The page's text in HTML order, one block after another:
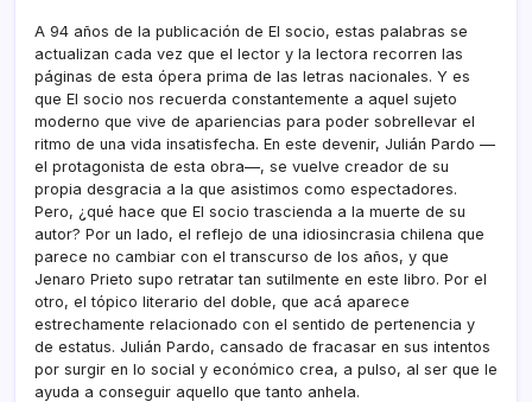
A 94 años de la publicación de El socio, estas palabras se
actualizan cada vez que el lector y la lectora recorren las
páginas de esta ópera prima de las letras nacionales. Y es
que El socio nos recuerda constantemente a aquel sujeto
moderno que vive de apariencias para poder sobrellevar el
ritmo de una vida insatisfecha. En este devenir, Julián Pardo —
el protagonista de esta obra—, se vuelve creador de su
propia desgracia a la que asistimos como espectadores.
Pero, ¿qué hace que El socio trascienda a la muerte de su
autor? Por un lado, el reflejo de una idiosincrasia chilena que
parece no cambiar con el transcurso de los años, y que
Jenaro Prieto supo retratar tan sutilmente en este libro. Por el
otro, el tópico literario del doble, que acá aparece
estrechamente relacionado con el sentido de pertenencia y
de estatus. Julián Pardo, cansado de fracasar en sus intentos
por surgir en lo social y económico crea, a pulso, al ser que le
ayuda a conseguir aquello que tanto anhela.